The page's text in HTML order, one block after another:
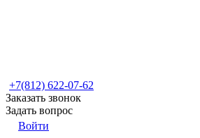
+7(812) 622-07-62
Заказать звонок
Задать вопрос
Войти